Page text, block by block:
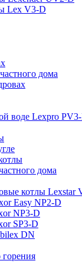
Lex V3-D
дома
воде Lexpro
дома
котлы Lexstar
Easy NP2-D
NP3-D
SP3-D
DN